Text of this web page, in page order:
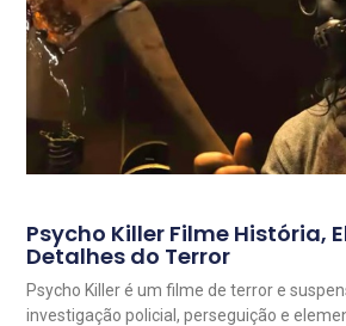
Psycho Killer Filme História,
Detalhes do Terror
Psycho Killer é um filme de terror e
investigação policial, perseguição e